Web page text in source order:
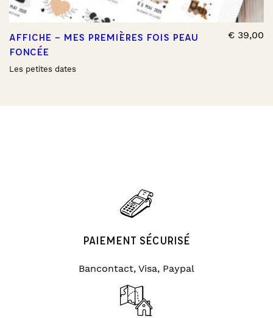
AFFICHE – MES PREMIÈRES FOIS PEAU
FONCÉE
Les petites dates
€ 39,00
PAIEMENT SÉCURISÉ
Bancontact, Visa, Paypal